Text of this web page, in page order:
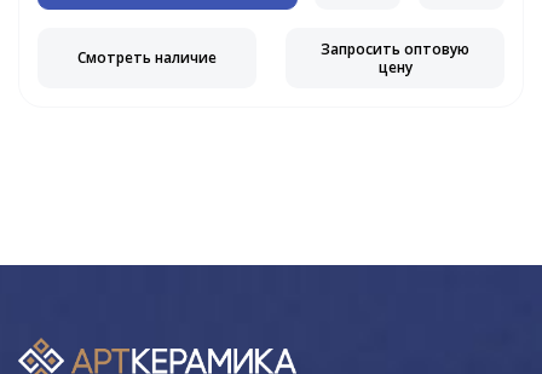
Смотреть наличие
Запросить оптовую
цену